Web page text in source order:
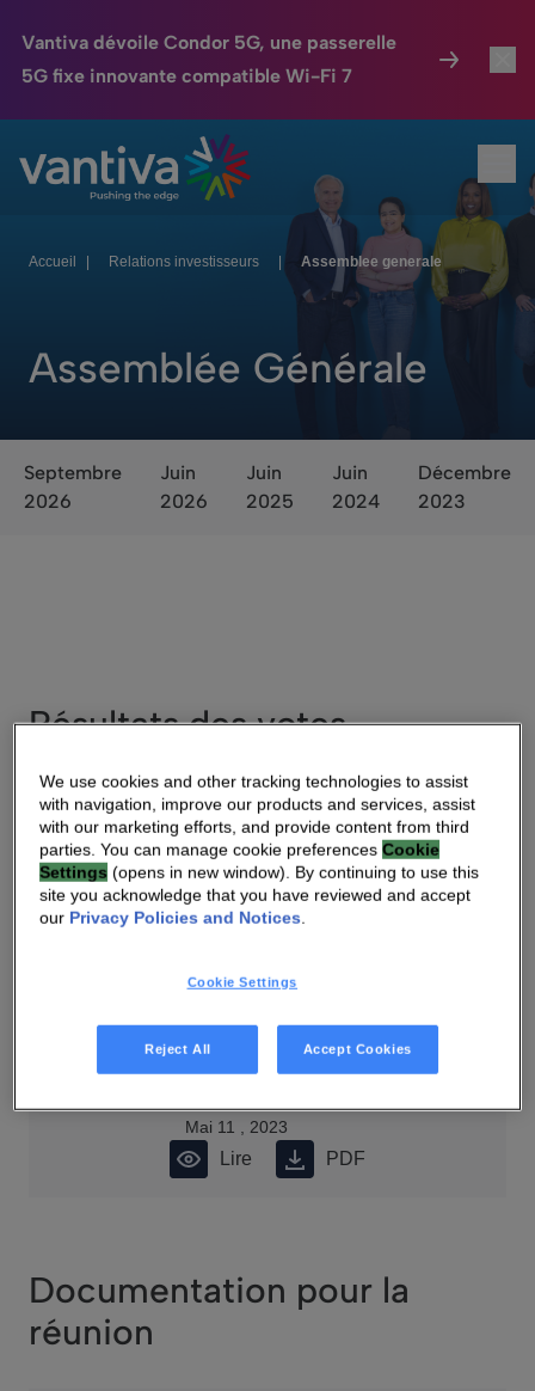
Vantiva dévoile Condor 5G, une passerelle
5G fixe innovante compatible Wi-Fi 7
Passer au contenu principal
Maison Connectée
HomeSight
Nos Engagements
Accueil Relations investisseurs Assemblee generale
Assemblée Générale
Septembre
2026
Juin
2026
Juin
2025
Juin
2024
Décembre
2023
Résultats des votes
Résultats du vote
Mai 11 , 2023
Lire PDF
Mai 11 , 2023
Lire PDF
Documentation pour la
réunion
We use cookies and other tracking technologies to assist
with navigation, improve our products and services, assist
with our marketing efforts, and provide content from third
parties. You can manage cookie preferencesCookie
Settings (opens in new window). By continuing to use this
site you acknowledge that you have reviewed and accept
our Privacy Policies and Notices.
Cookie Settings
Reject All Accept Cookies